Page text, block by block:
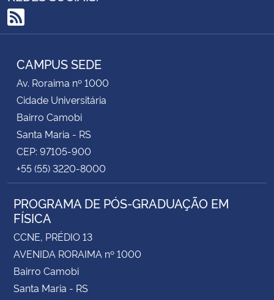
RSS
CAMPUS SEDE
Av. Roraima nº 1000
Cidade Universitária
Bairro Camobi
Santa Maria - RS
CEP: 97105-900
+55 (55) 3220-8000
PROGRAMA DE PÓS-GRADUAÇÃO EM
FÍSICA
CCNE, PRÉDIO 13
AVENIDA RORAIMA nº 1000
Bairro Camobi
Santa Maria - RS